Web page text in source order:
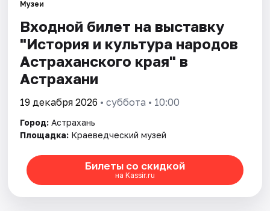
Музеи
Входной билет на выставку
"История и культура народов
Астраханского края" в
Астрахани
19 декабря 2026 • суббота • 10:00
Город: Астрахань
Площадка: Краеведческий музей
Билеты со скидкой
на Kassir.ru